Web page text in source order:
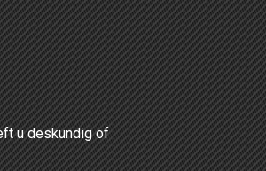
u deskundig of